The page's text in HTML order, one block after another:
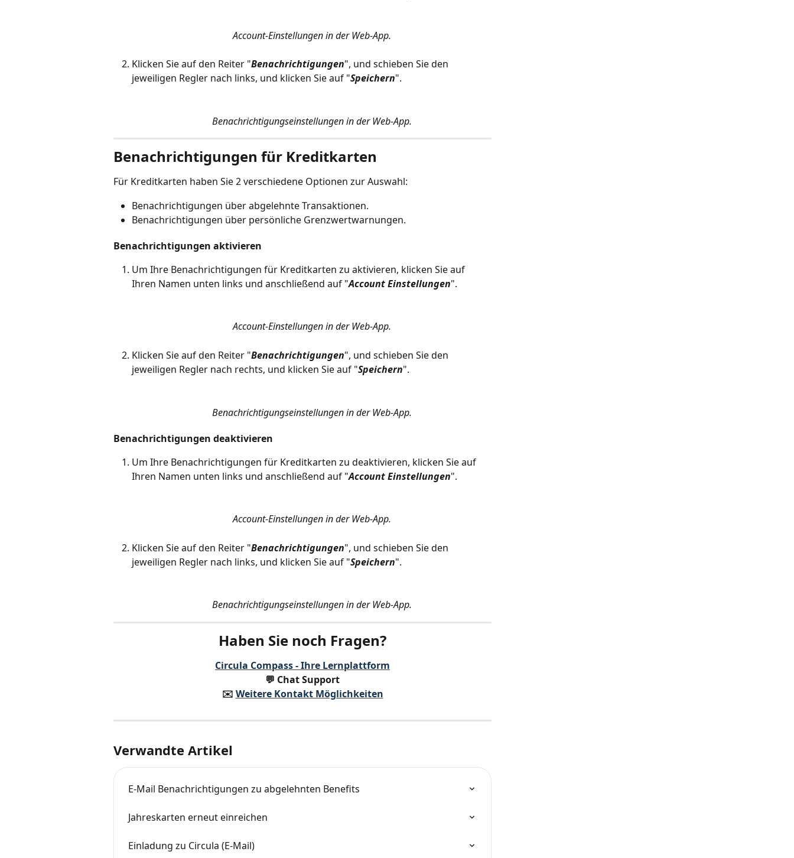
Account-Einstellungen in der Web-App.
Klicken Sie auf den Reiter "Benachrichtigungen", und schieben Sie den
jeweiligen Regler nach links, und klicken Sie auf "Speichern".
Benachrichtigungseinstellungen in der Web-App.
Benachrichtigungen für Kreditkarten
Für Kreditkarten haben Sie 2 verschiedene Optionen zur Auswahl:
Benachrichtigungen über abgelehnte Transaktionen.
Benachrichtigungen über persönliche Grenzwertwarnungen.
Benachrichtigungen aktivieren
Um Ihre Benachrichtigungen für Kreditkarten zu aktivieren, klicken Sie auf
Ihren Namen unten links und anschließend auf "Account Einstellungen".
Account-Einstellungen in der Web-App.
Klicken Sie auf den Reiter "Benachrichtigungen", und schieben Sie den
jeweiligen Regler nach rechts, und klicken Sie auf "Speichern".
Benachrichtigungseinstellungen in der Web-App.
Benachrichtigungen deaktivieren
Um Ihre Benachrichtigungen für Kreditkarten zu deaktivieren, klicken Sie auf
Ihren Namen unten links und anschließend auf "Account Einstellungen".
Account-Einstellungen in der Web-App.
Klicken Sie auf den Reiter "Benachrichtigungen", und schieben Sie den
jeweiligen Regler nach links, und klicken Sie auf "Speichern".
Benachrichtigungseinstellungen in der Web-App.
Haben Sie noch Fragen?
Circula Compass - Ihre Lernplattform
💬 Chat Support
✉️️ Weitere Kontakt Möglichkeiten
Verwandte Artikel
E-Mail Benachrichtigungen zu abgelehnten Benefits
Jahreskarten erneut einreichen
Einladung zu Circula (E-Mail)